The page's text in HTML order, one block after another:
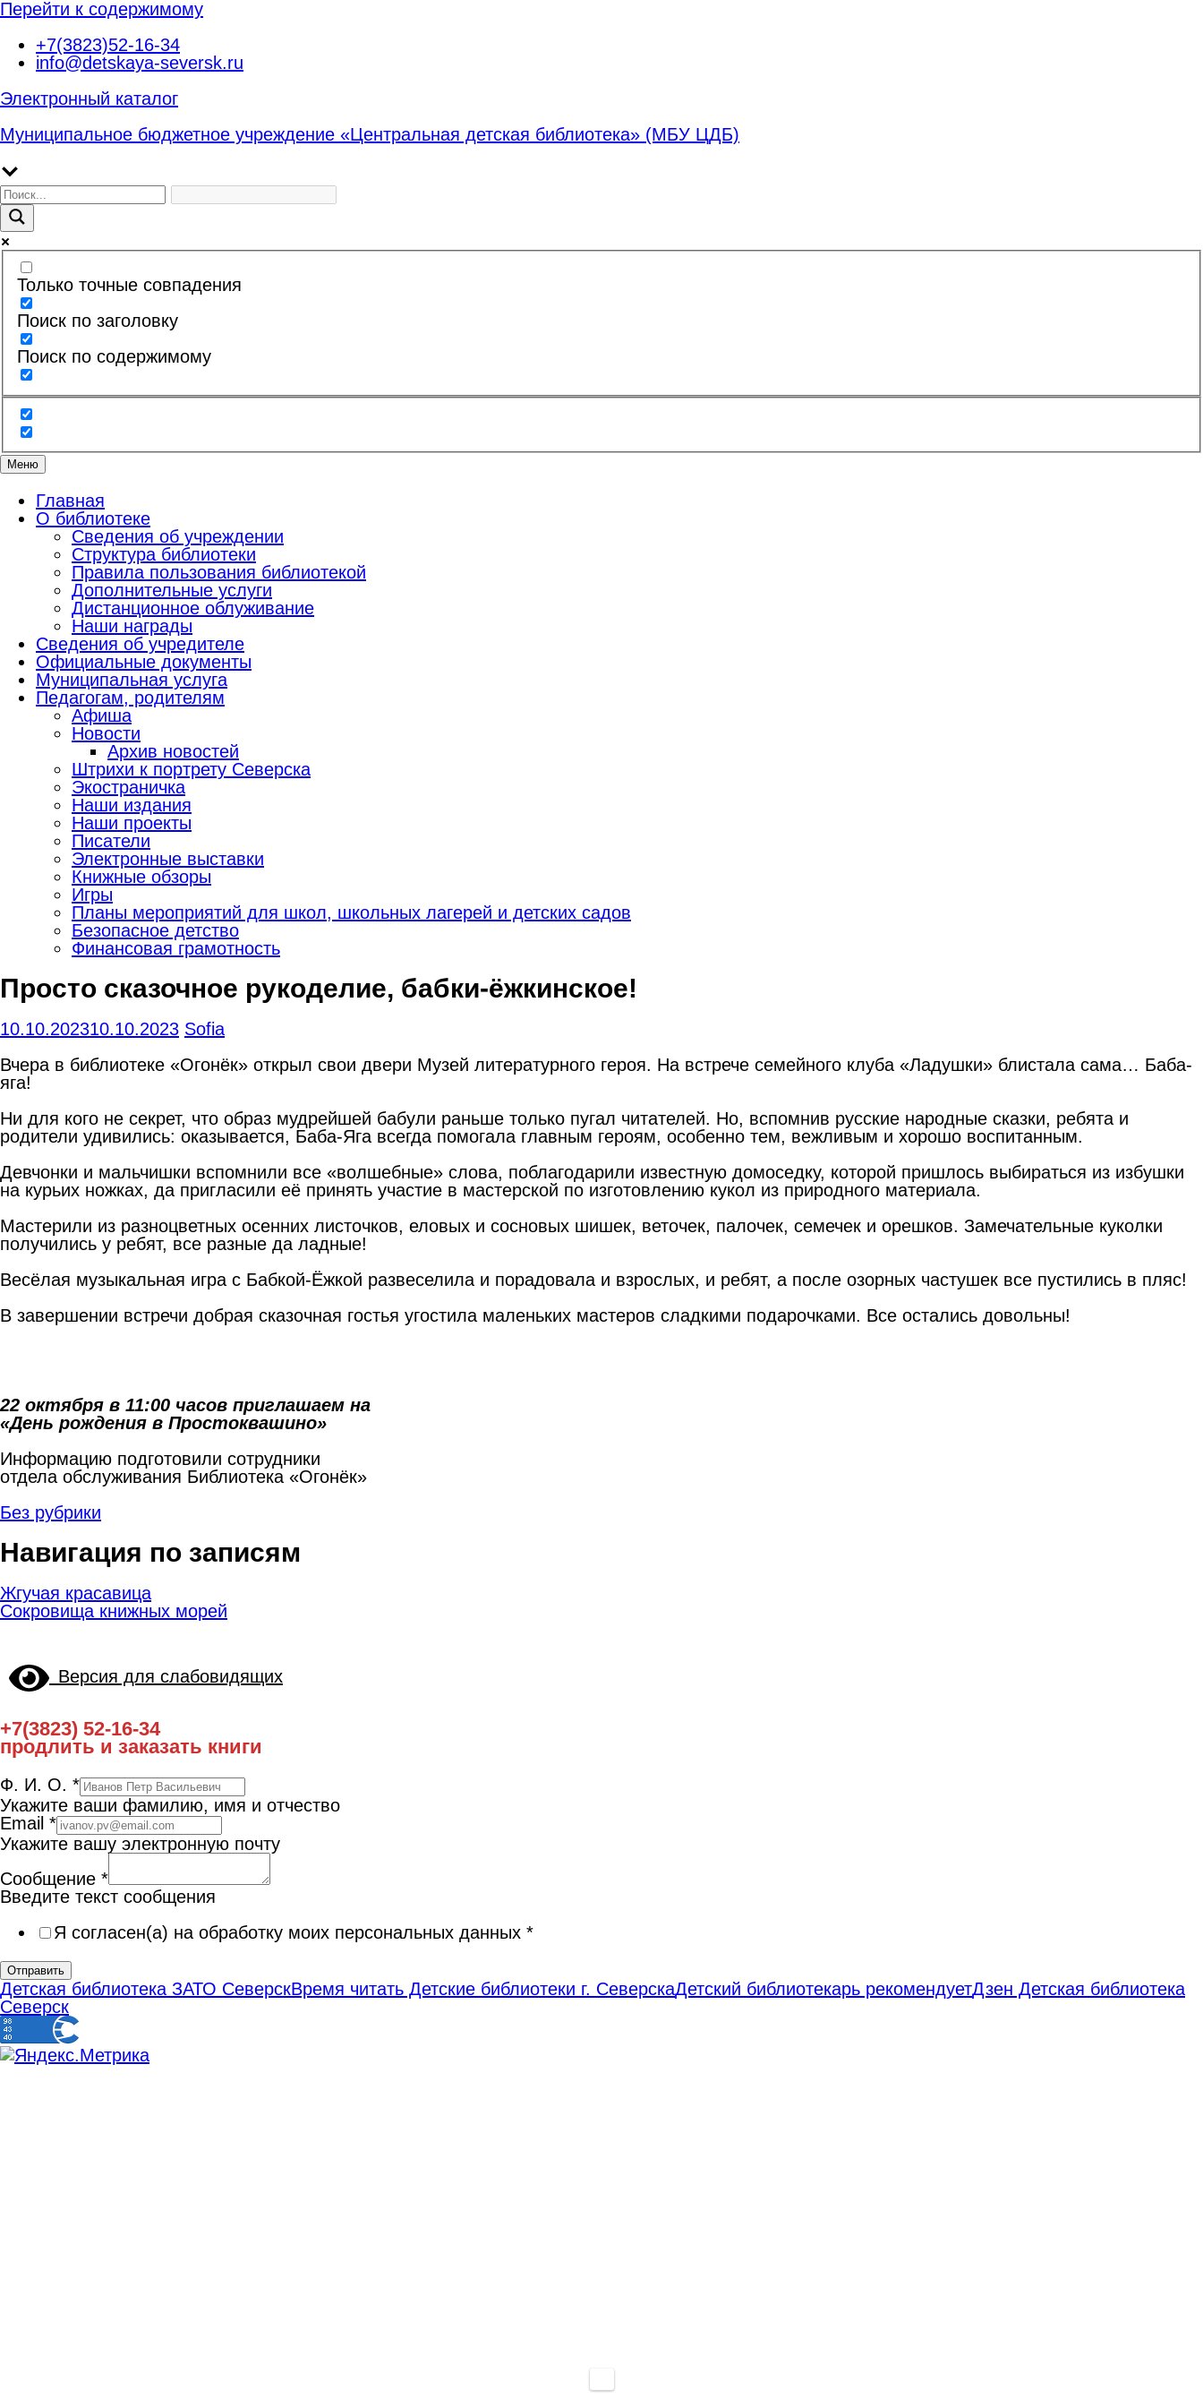
Перейти к содержимому
+7(3823)52-16-34
info@detskaya-seversk.ru
Электронный каталог
Муниципальное бюджетное учреждение «Центральная детская библиотека» (МБУ ЦДБ)
Только точные совпадения
Поиск по заголовку
Поиск по содержимому
Меню
Главная
О библиотеке
Сведения об учреждении
Структура библиотеки
Правила пользования библиотекой
Дополнительные услуги
Дистанционное облуживание
Наши награды
Сведения об учредителе
Официальные документы
Муниципальная услуга
Педагогам, родителям
Афиша
Новости
Архив новостей
Штрихи к портрету Северска
Экостраничка
Наши издания
Наши проекты
Писатели
Электронные выставки
Книжные обзоры
Игры
Планы мероприятий для школ, школьных лагерей и детских садов
Безопасное детство
Финансовая грамотность
Просто сказочное рукоделие, бабки-ёжкинское!
10.10.202310.10.2023 Sofia
Вчера в библиотеке «Огонёк» открыл свои двери Музей литературного героя. На встрече семейного клуба «Ладушки» блистала сама… Баба-
яга!
Ни для кого не секрет, что образ мудрейшей бабули раньше только пугал читателей. Но, вспомнив русские народные сказки, ребята и
родители удивились: оказывается, Баба-Яга всегда помогала главным героям, особенно тем, вежливым и хорошо воспитанным.
Девчонки и мальчишки вспомнили все «волшебные» слова, поблагодарили известную домоседку, которой пришлось выбираться из избушки
на курьих ножках, да пригласили её принять участие в мастерской по изготовлению кукол из природного материала.
Мастерили из разноцветных осенних листочков, еловых и сосновых шишек, веточек, палочек, семечек и орешков. Замечательные куколки
получились у ребят, все разные да ладные!
Весёлая музыкальная игра с Бабкой-Ёжкой развеселила и порадовала и взрослых, и ребят, а после озорных частушек все пустились в пляс!
В завершении встречи добрая сказочная гостья угостила маленьких мастеров сладкими подарочками. Все остались довольны!
22 октября в 11:00 часов приглашаем на
«День рождения в Простоквашино»
Информацию подготовили сотрудники
отдела обслуживания Библиотека «Огонёк»
Без рубрики
Навигация по записям
Жгучая красавица
Сокровища книжных морей
Версия для слабовидящих
+7(3823) 52-16-34
продлить и заказать книги
Ф. И. О. *
Укажите ваши фамилию, имя и отчество
Email *
Укажите вашу электронную почту
Сообщение *
Введите текст сообщения
Я согласен(а) на обработку моих персональных данных *
Отправить
Детская библиотека ЗАТО СеверскВремя читать Детские библиотеки г. СеверскаДетский библиотекарь рекомендуетДзен Детская библиотека
Северск